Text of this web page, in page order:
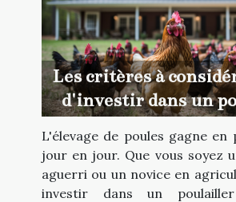
Les critères à
d'investir dans un
L'élevage de poules gagne en
jour en jour. Que vous soyez
aguerri ou un novice en
investir dans un